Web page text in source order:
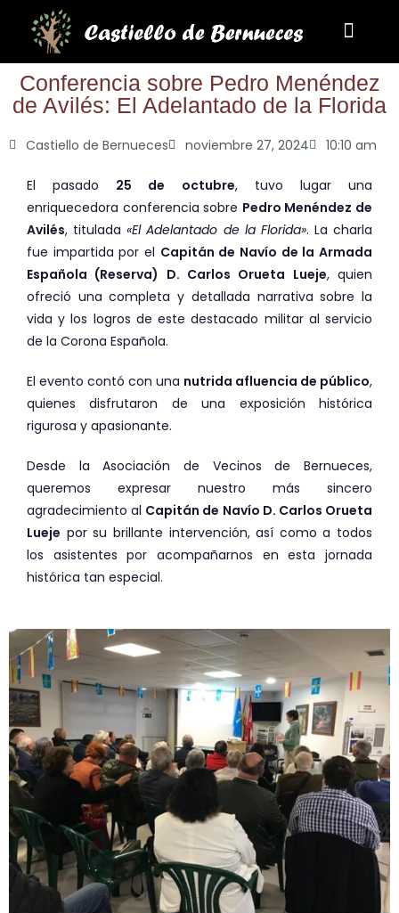
Conferencia sobre Pedro Menéndez
de Avilés: El Adelantado de la Florida
Castiello de Bernueces noviembre 27, 2024 10:10 am
El pasado 25 de octubre, tuvo lugar una
enriquecedora conferencia sobre Pedro Menéndez de
Avilés, titulada«El Adelantado de la Florida». La charla
fue impartida por el Capitán de Navío de la Armada
Española (Reserva) D. Carlos Orueta Lueje, quien
ofreció una completa y detallada narrativa sobre la
vida y los logros de este destacado militar al servicio
de la Corona Española.
El evento contó con una nutrida afluencia de público,
quienes disfrutaron de una exposición histórica
rigurosa y apasionante.
Desde la Asociación de Vecinos de Bernueces,
queremos expresar nuestro más sincero
agradecimiento al Capitán de Navío D. Carlos Orueta
Lueje por su brillante intervención, así como a todos
los asistentes por acompañarnos en esta jornada
histórica tan especial.